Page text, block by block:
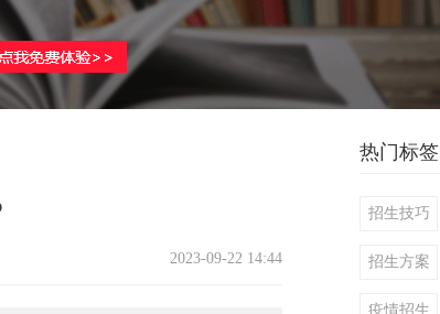
2023-09-22 14:44
热门标签
招生技巧
招生方案
疫情招生